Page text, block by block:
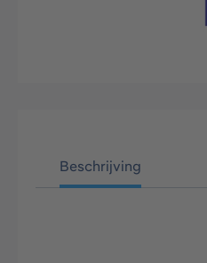
Beschrijving